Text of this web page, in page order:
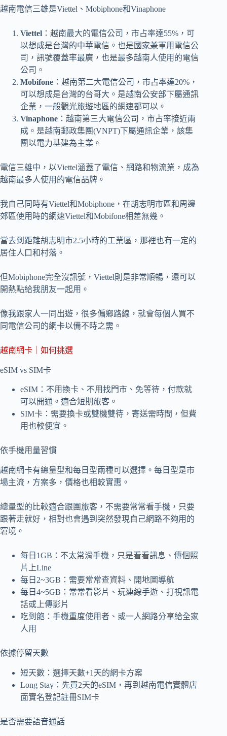
越南電信三雄是Viettel、Mobiphone和Vinaphone
Viettel ：越南最大的電信公司，市占率達55%，可
以想成是台灣的中華電信。也是國家兼軍用電信公
司，訊號覆蓋率最廣，也是最多越南人使用的電信
公司。
Mobifone ：越南第二大電信公司，市占率達20%，
可以想成是台灣的台哥大。是越南公安部下屬通訊
企業，一般觀光旅遊地區的網速都可以。
Vinaphone ：越南第三大電信公司，市占率接近兩
成。是越南郵政集團(VNPT)下屬通訊企業，該集
團以電力基建為主業。
電信三雄中，以Viettel涵蓋了電信、網路和物流業，成為
越南最多人使用的電信品牌。
我自己同時有Viettel和Mobiphone，在胡志明市區和周邊
郊區使用時的網速Viettel和Mobifone相差無幾。
當去到距離胡志明市2.5小時的工業區，那裡也有一定的
居住人口和村落。
但Mobiphone完全沒訊號，Viettel則是非常順暢，還可以
開熱點給我朋友一起用。
像我跟家人一同出遊，很多偏鄉路線，就會每個人買不
同電信公司的網卡以備不時之需。
越南網卡｜如何挑選
eSIM vs SIM卡
eSIM：不用換卡、不用找門市、免等待，付款就
可以開通。適合短期旅客。
SIM卡：需要換卡或雙機雙待，寄送需時間，但費
用也較便宜。
依手機用量習慣
越南網卡有總量型和每日型兩種可以選擇。每日型是市
場主流，方案多，價格也相較實惠。
總量型的比較適合跟團旅客，不需要常常看手機，只要
跟著走就好，相對也會遇到突然發現自己網路不夠用的
窘境。
每日1GB：不太常滑手機，只是看看訊息、傳個照
片上Line
每日2~3GB：需要常常查資料、開地圖導航
每日4~5GB：常常看影片、玩連線手遊、打視訊電
話或上傳影片
吃到飽：手機重度使用者、或一人網路分享給全家
人用
依據停留天數
短天數：選擇天數+1天的網卡方案
Long Stay：先買2天的eSIM，再到越南電信實體店
面實名登記註冊SIM卡
是否需要語音通話